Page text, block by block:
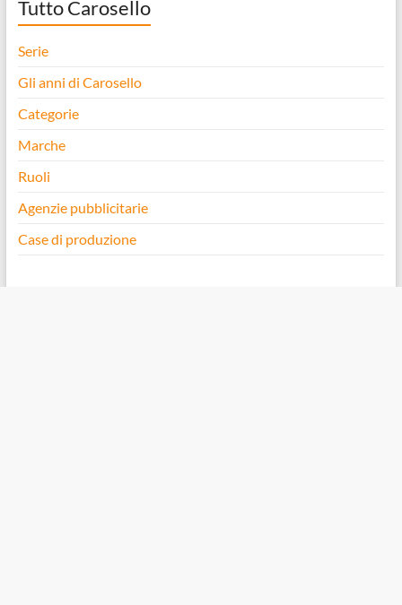
Tutto Carosello
Serie
Gli anni di Carosello
Categorie
Marche
Ruoli
Agenzie pubblicitarie
Case di produzione